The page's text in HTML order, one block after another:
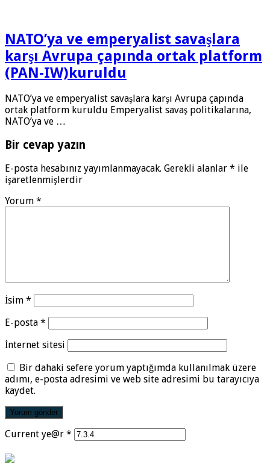
NATO’ya ve emperyalist savaşlara
karşı Avrupa çapında ortak platform
(PAN-IW)kuruldu
NATO’ya ve emperyalist savaşlara karşı Avrupa çapında
ortak platform kuruldu Emperyalist savaş politikalarına,
NATO’ya ve …
Bir cevap yazın
E-posta hesabınız yayımlanmayacak. Gerekli alanlar * ile
işaretlenmişlerdir
Yorum *
İsim *
E-posta *
İnternet sitesi
Bir dahaki sefere yorum yaptığımda kullanılmak üzere
adımı, e-posta adresimi ve web site adresimi bu tarayıcıya
kaydet.
Current ye@r *